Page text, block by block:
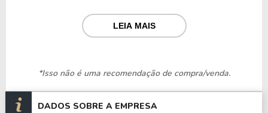
a Realize CFI, que oferece soluções como o Meu
Cartão, Cartão Renner, Saque Rápido, SOS Casa e
Com mais de 600 lojas físicas espalhadas por todo o
Brasil e operações no Uruguai e na Argentina, além
LEIA MAIS
*Isso não é uma recomendação de compra/venda.
DADOS SOBRE A EMPRESA